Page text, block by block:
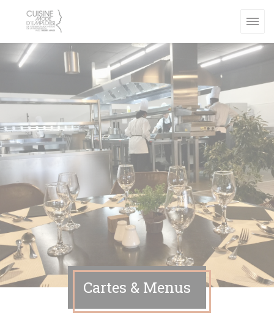
Cartes & Menus